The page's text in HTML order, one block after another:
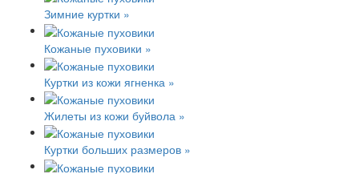
Зимние куртки »
Кожаные пуховики »
Куртки из кожи ягненка »
Жилеты из кожи буйвола »
Куртки больших размеров »